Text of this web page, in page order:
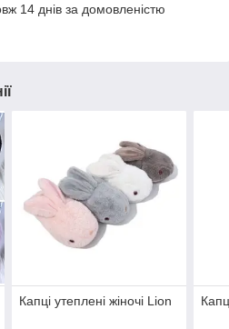
14 днів за домовленістю
Капці утеплені жіночі Lion